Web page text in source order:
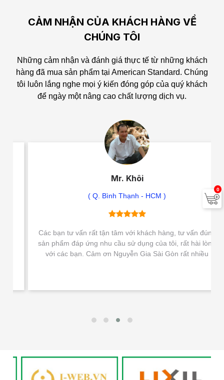
CẢM NHẬN CỦA KHÁCH HÀNG VỀ
CHÚNG TÔI
Những cảm nhận và đánh giá thực tế từ những khách
hàng đã mua sản phẩm tại American Standard. Chúng
tôi luôn lắng nghe mọi ý kiến đóng góp của quý khách
để ngày một nâng cao chất lượng dịch vụ.
Mr. Khôi
( Q. Bình Thạnh - HCM )
Các bạn tư vấn rất tận tâm với khách hàng, tư vấn đúng
sản phẩm đáp ứng nhu cầu sử dụng của tôi, rất hài lòng
với các bạn. Cảm ơn Nguyễn Gia Sài Gòn rất nhiều
0